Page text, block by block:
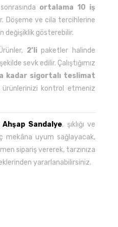
ortalama 10 iş
Döşeme ve cila tercihlerine
değişiklik gösterebilir.
2’lipaketler halinde
sevk edilir. Çalıştığımız
kadar sigortalı teslimat
ürünlerinizi kontrol etmeniz
Ahşap Sandalye, şıklığı ve
mekâna uyum sağlayacak,
sipariş vererek, tarzınıza
yararlanabilirsiniz.